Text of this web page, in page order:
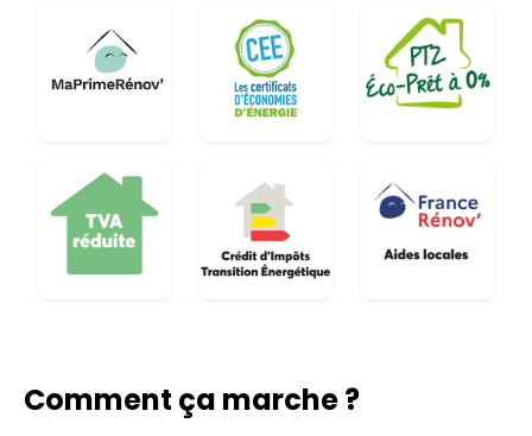
Comment ça marche ?